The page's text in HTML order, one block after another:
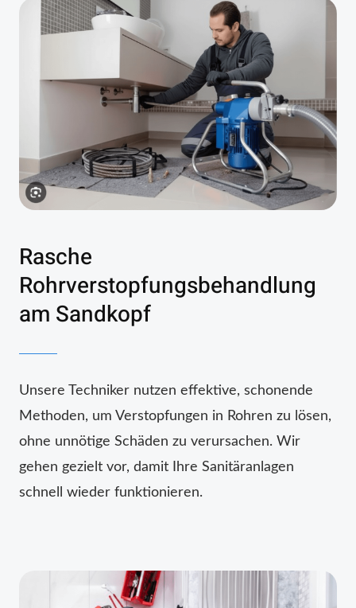
Rasche
Rohrverstopfungsbehandlung
am Sandkopf
Unsere Techniker nutzen effektive, schonende
Methoden, um Verstopfungen in Rohren zu lösen,
ohne unnötige Schäden zu verursachen. Wir
gehen gezielt vor, damit Ihre Sanitäranlagen
schnell wieder funktionieren.